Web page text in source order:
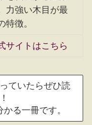
力強い木目が最
特徴。
サイトはこちら
ていたらぜひ読
る一冊です。